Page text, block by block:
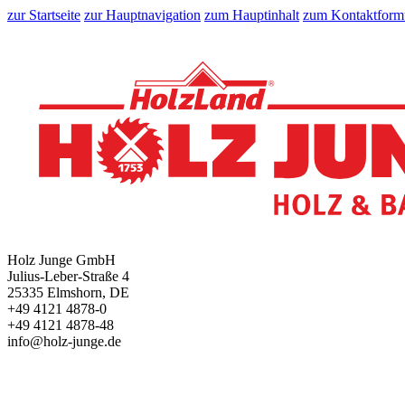
zur Startseite zur Hauptnavigation zum Hauptinhalt zum
Holz Junge GmbH
Julius-Leber-Straße 4
25335 Elmshorn, DE
+49 4121 4878-0
+49 4121 4878-48
info@holz-junge.de